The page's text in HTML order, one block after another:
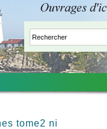
tome2 ni